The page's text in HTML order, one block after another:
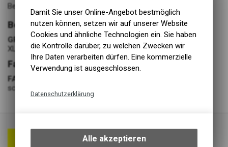
Beschichtung
Bekleidung
GRÖSSE
XL
Farbe
FARBE
schwarz
Damit Sie unser Online-Angebot bestmöglich
nutzen können, setzen wir auf unserer Website
Cookies und ähnliche Technologien ein. Sie haben
die Kontrolle darüber, zu welchen Zwecken wir
Ihre Daten verarbeiten dürfen. Eine kommerzielle
Verwendung ist ausgeschlossen.
Datenschutzerklärung
bestimmte Interaktionen und
Alle akzeptieren